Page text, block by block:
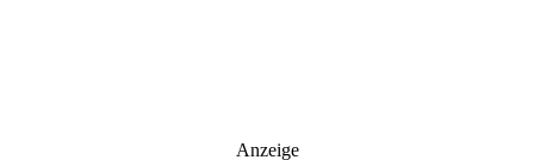
Anzeige